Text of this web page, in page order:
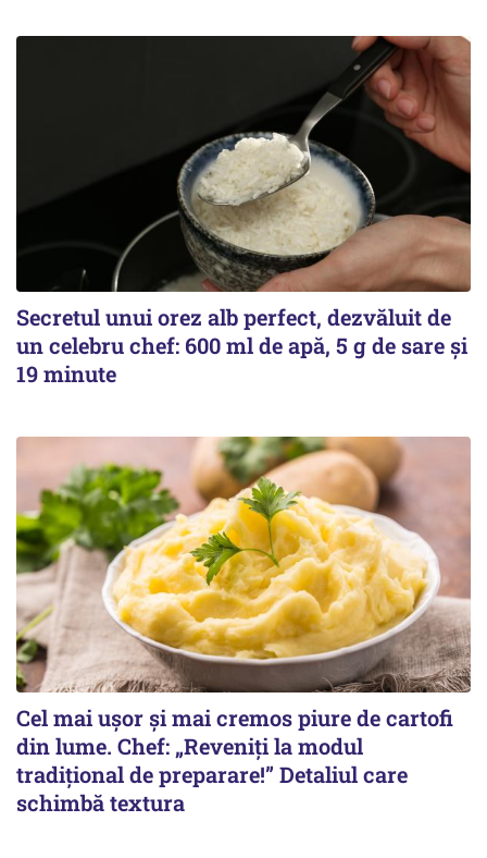
Secretul unui orez alb perfect, dezvăluit de
un celebru chef: 600 ml de apă, 5 g de sare și
19 minute
Cel mai ușor și mai cremos piure de cartofi
din lume. Chef: „Reveniți la modul
tradițional de preparare!” Detaliul care
schimbă textura